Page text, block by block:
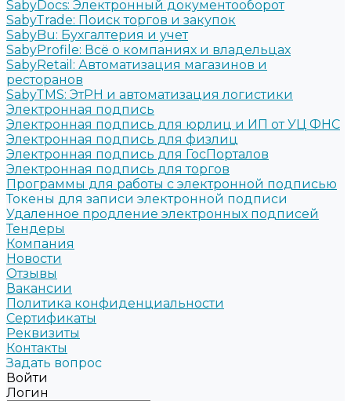
SabyDocs: Электронный документооборот
SabyTrade: Поиск торгов и закупок
SabyBu: Бухгалтерия и учет
SabyProfile: Всё о компаниях и владельцах
SabyRetail: Автоматизация магазинов и
ресторанов
SabyTMS: ЭтРН и автоматизация логистики
Электронная подпись
Электронная подпись для юрлиц и ИП от УЦ ФНС
Электронная подпись для физлиц
Электронная подпись для ГосПорталов
Электронная подпись для торгов
Программы для работы с электронной подписью
Токены для записи электронной подписи
Удаленное продление электронных подписей
Тендеры
Компания
Новости
Отзывы
Вакансии
Политика конфиденциальности
Сертификаты
Реквизиты
Контакты
Задать вопрос
Войти
Логин